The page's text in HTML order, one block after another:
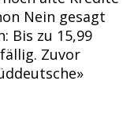
Nein gesagt
Bis zu 15,99
Zuvor